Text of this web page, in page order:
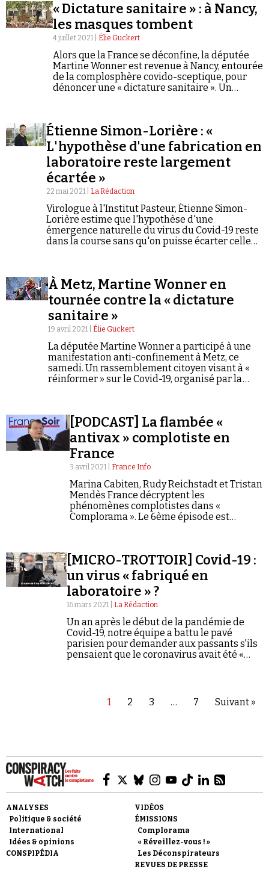
« Dictature sanitaire » : à Nancy,
les masques tombent
4 juillet 2021 | Élie Guckert
Alors que la France se déconfine, la députée
Martine Wonner est revenue à Nancy, entourée
de la complosphère covido-sceptique, pour
dénoncer une « dictature sanitaire ». Un
Étienne Simon-Lorière : «
L'hypothèse d'une fabrication en
laboratoire reste largement
écartée »
22 mai 2021 | La Rédaction
Virologue à l'Institut Pasteur, Étienne Simon-
Lorière estime que l'hypothèse d'une
émergence naturelle du virus du Covid-19 reste
dans la course sans qu'on puisse écarter celle
fabriqué » est en revanche peu plausible...
Explications.
À Metz, Martine Wonner en
tournée contre la « dictature
sanitaire »
19 avril 2021 | Élie Guckert
La députée Martine Wonner a participé à une
manifestation anti-confinement à Metz, ce
samedi. Un rassemblement citoyen visant à «
réinformer » sur le Covid-19, organisé par la
[PODCAST] La flambée «
antivax » complotiste en
France
3 avril 2021 | France Info
Marina Cabiten, Rudy Reichstadt et Tristan
Mendès France décryptent les
phénomènes complotistes dans «
Complorama ». Le 6ème épisode est
[MICRO-TROTTOIR] Covid-19 :
un virus « fabriqué en
laboratoire » ?
16 mars 2021 | La Rédaction
Un an après le début de la pandémie de
Covid-19, notre équipe a battu le pavé
parisien pour demander aux passants s'ils
pensaient que le coronavirus avait été «
1 2 3 … 7 Suivant »
ANALYSES
Politique & société
International
Idées & opinions
CONSPIPÉDIA
VIDÉOS
ÉMISSIONS
Complorama
« Réveillez-vous ! »
Les Déconspirateurs
REVUES DE PRESSE